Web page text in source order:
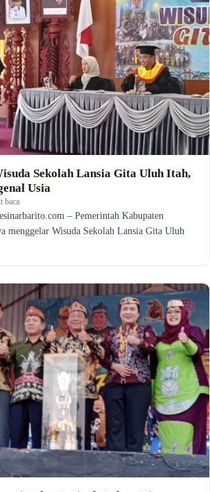
Sekolah Lansia Gita Uluh Itah,
Usia
baca
– Pemerintah Kabupaten
menggelar Wisuda Sekolah Lansia Gita Uluh